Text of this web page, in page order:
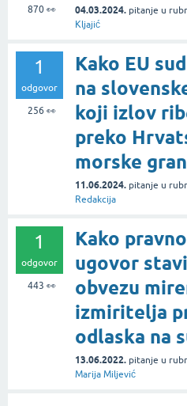
870👀 04.03.2024. pitanje u
Kljajić
1
odgovor
256 👀
Kako EU
na
koji izlov
preko
morske
11.06.2024. pitanje u
Redakcija
1
odgovor
443 👀
Kako
ugovor
obvezu
izmiritelja
odlaska na
13.06.2022. pitanje u
Marija Miljević